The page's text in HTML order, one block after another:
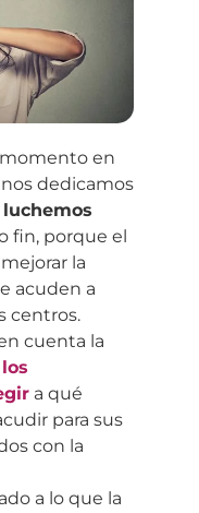
en
dedicamos
luchemos
fin, porque el
la
acuden a
centros.
cuenta la
a qué
para sus
con la
a lo que la